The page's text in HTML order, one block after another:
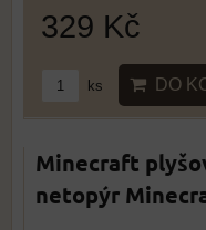
329 Kč
ks DO
Minecraft
netopýr